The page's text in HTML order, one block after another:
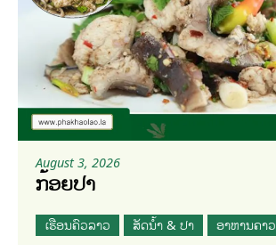
August 3, 2026
ກ້ອຍປາ
ເຮືອນຄົວລາວ ສັດນໍ້າ & ປາ ອາຫານຄາວ